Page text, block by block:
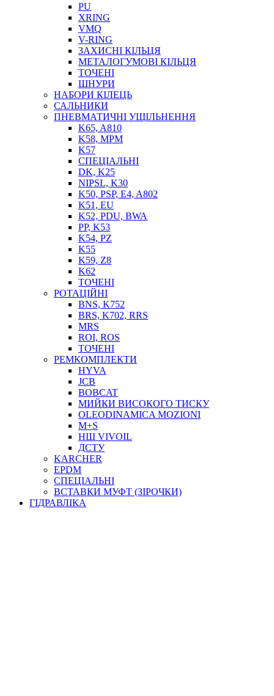
ПІСТОЛЕТИ
НАСОСИ ТА ПОМПИ
НАГНІТАЧІ
МУФТИ (НАСАДКИ) ДЛЯ ШПРИЦІВ
МАСЛЯНКИ, ЛІЙКИ
ПРЕС-МАСЛЯНКИ
ШЛАНГИ, ТРУБКИ
ШПРИЦИ МАСТИЛЬНІ
ТОСОЛ, АНТИФРИЗ
ОЛИВА-ПАЛИВО
ПОВІТРЯ-ВОДА
ДЛЯ ЗВАРЮВАННЯ
НАПІРНО-ВСМОКТУЮЧІ
ФІЛЬТРИ ДЛЯ ПАЛЬНОГО
ПІДДОНИ ДЛЯ БОЧОК
МОДУЛЬНІ АЗС
МЕТРОЛОГІЧНЕ ОБЛАДНАННЯ
ЛІЧИЛЬНИКИ І ВИТРАТОМІРИ ДЛЯ ПАЛЬНОГО
КОТУШКИ ДЛЯ ШЛАНГІВ
PU
XRING
VMQ
V-RING
ЗАХИСНІ КІЛЬЦЯ
МЕТАЛОГУМОВІ КІЛЬЦЯ
ТОЧЕНІ
ШНУРИ
НАБОРИ КІЛЕЦЬ
САЛЬНИКИ
ПНЕВМАТИЧНІ УЩІЛЬНЕННЯ
K65, A810
K58, MPM
K57
СПЕЦІАЛЬНІ
DK, K25
NIPSL, K30
K50, PSP, E4, A802
K51, EU
K52, PDU, BWA
PP, K53
K54, PZ
K55
K59, Z8
K62
ТОЧЕНІ
РОТАЦІЙНІ
BNS, K752
BRS, K702, RRS
MRS
ROI, ROS
ТОЧЕНІ
РЕМКОМПЛЕКТИ
HYVA
JCB
BOBCAT
МИЙКИ ВИСОКОГО ТИСКУ
OLEODINAMICA MOZIONI
M+S
НШ VIVOIL
ДСТУ
KARCHER
EPDM
СПЕЦІАЛЬНІ
ВСТАВКИ МУФТ (ЗІРОЧКИ)
ГІДРАВЛІКА